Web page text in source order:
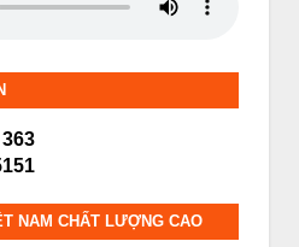
NAM CHẤT LƯỢNG CAO